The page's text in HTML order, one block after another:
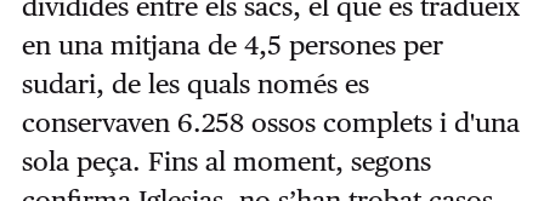
dividides entre els sacs, el que es tradueix
en una mitjana de 4,5 persones per
sudari, de les quals només es
conservaven 6.258 ossos complets i d'una
sola peça. Fins al moment, segons